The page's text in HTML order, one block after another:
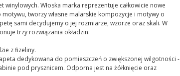
Włoska marka reprezentuje całkowicie nowe
tworzy własne malarskie kompozycje i motywy o
sami decydujemy o jej rozmiarze, wzorze oraz skali. W
trzy rozwiązania okładzin:
z fizeliny.
dedykowana do pomieszczeń o zwiększonej wilgotności -
pod prysznicem. Odporna jest na żółknięcie oraz